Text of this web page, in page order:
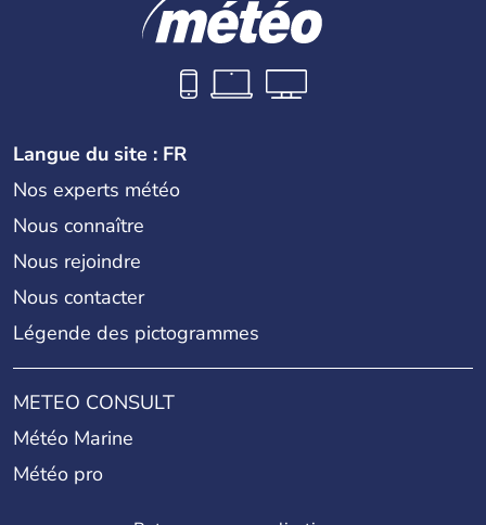
Langue du site : FR
Nos experts météo
Nous connaître
Nous rejoindre
Nous contacter
Légende des pictogrammes
METEO CONSULT
Météo Marine
Météo pro